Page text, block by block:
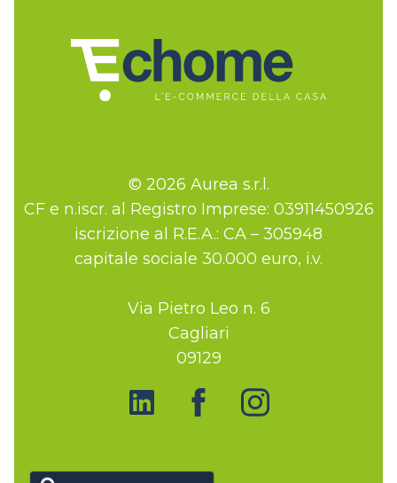
© 2026 Aurea s.r.l.
CF e n.iscr. al Registro Imprese: 03911450926
iscrizione al R.E.A.: CA – 305948
capitale sociale 30.000 euro, i.v.
Via Pietro Leo n. 6
Cagliari
09129